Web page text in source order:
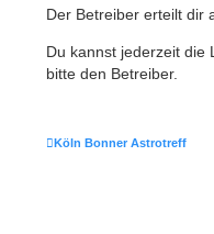
Der Betreiber erteilt dir
Du kannst jederzeit die
bitte den Betreiber.
Köln Bonner Astrotreff